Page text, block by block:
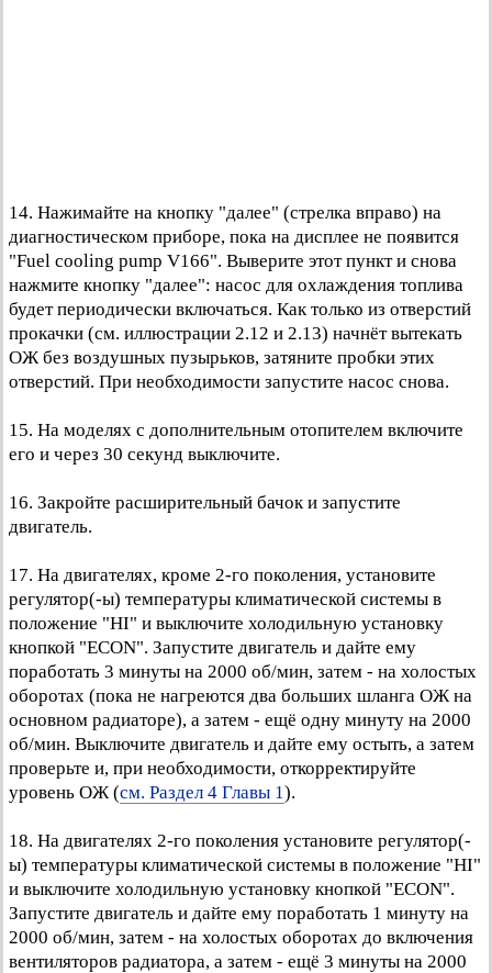
14. Нажимайте на кнопку "далее" (стрелка вправо) на
диагностическом приборе, пока на дисплее не появится
"Fuel cooling pump V166". Выверите этот пункт и снова
нажмите кнопку "далее": насос для охлаждения топлива
будет периодически включаться. Как только из отверстий
прокачки (см. иллюстрации 2.12 и 2.13) начнёт вытекать
ОЖ без воздушных пузырьков, затяните пробки этих
отверстий. При необходимости запустите насос снова.
15. На моделях с дополнительным отопителем включите
его и через 30 секунд выключите.
16. Закройте расширительный бачок и запустите
двигатель.
17. На двигателях, кроме 2-го поколения, установите
регулятор(-ы) температуры климатической системы в
положение "HI" и выключите холодильную установку
кнопкой "ECON". Запустите двигатель и дайте ему
поработать 3 минуты на 2000 об/мин, затем - на холостых
оборотах (пока не нагреются два больших шланга ОЖ на
основном радиаторе), а затем - ещё одну минуту на 2000
об/мин. Выключите двигатель и дайте ему остыть, а затем
проверьте и, при необходимости, откорректируйте
уровень ОЖ (см. Раздел 4 Главы 1).
18. На двигателях 2-го поколения установите регулятор(-
ы) температуры климатической системы в положение "HI"
и выключите холодильную установку кнопкой "ECON".
Запустите двигатель и дайте ему поработать 1 минуту на
2000 об/мин, затем - на холостых оборотах до включения
вентиляторов радиатора, а затем - ещё 3 минуты на 2000